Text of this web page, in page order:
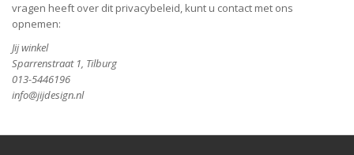
vragen heeft over dit privacybeleid, kunt u contact met ons
opnemen:
Jij winkel
Sparrenstraat 1, Tilburg
013-5446196
info@jijdesign.nl